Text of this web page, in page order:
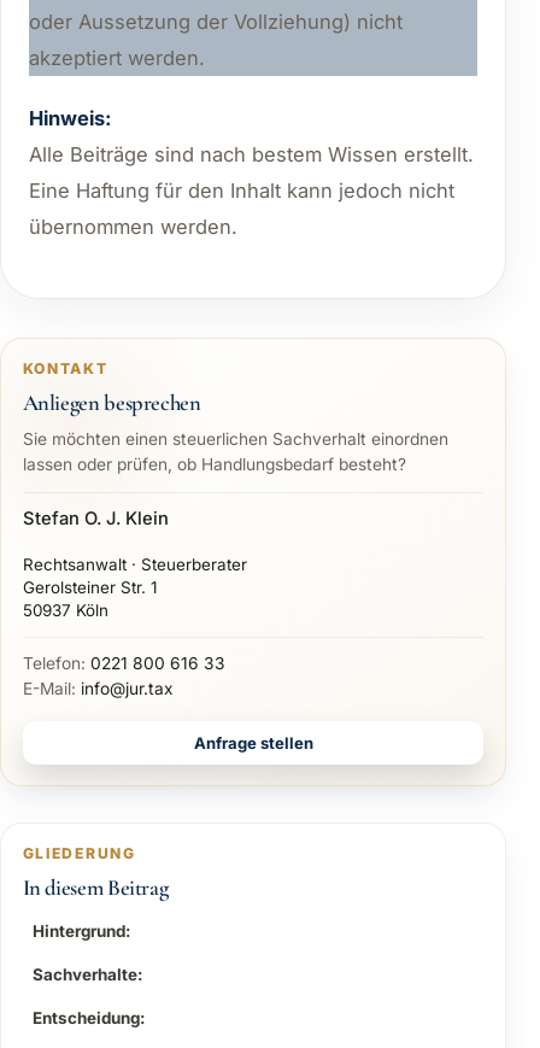
oder Aussetzung der Vollziehung) nicht
akzeptiert werden.
Hinweis:
Alle Beiträge sind nach bestem Wissen erstellt.
Eine Haftung für den Inhalt kann jedoch nicht
übernommen werden.
KONTAKT
Anliegen besprechen
Sie möchten einen steuerlichen Sachverhalt einordnen
lassen oder prüfen, ob Handlungsbedarf besteht?
Stefan O. J. Klein
Rechtsanwalt · Steuerberater
Gerolsteiner Str. 1
50937 Köln
Telefon: 0221 800 616 33
E-Mail: info@jur.tax
Anfrage stellen
GLIEDERUNG
In diesem Beitrag
Hintergrund:
Sachverhalte:
Entscheidung: